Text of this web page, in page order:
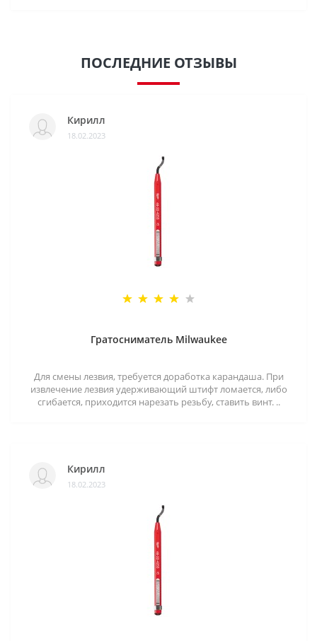
ПОСЛЕДНИЕ ОТЗЫВЫ
Кирилл
18.02.2023
Гратосниматель Milwaukee
Для смены лезвия, требуется доработка карандаша. При
извлечение лезвия удерживающий штифт ломается, либо
сгибается, приходится нарезать резьбу, ставить винт. ..
Кирилл
18.02.2023